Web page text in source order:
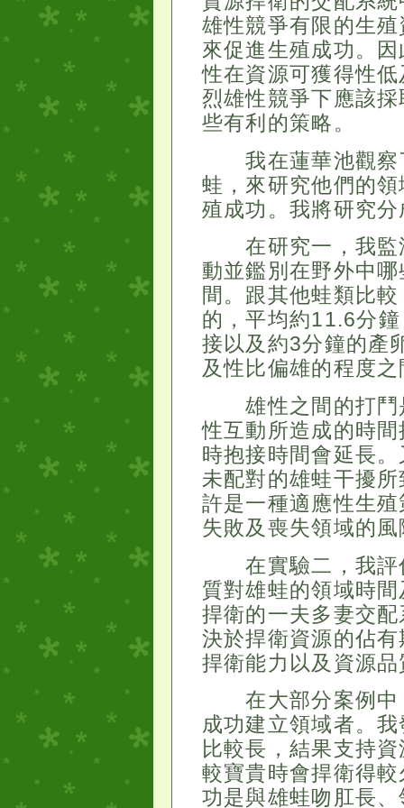
雄性競爭有限的生
來促進生殖成功。
性在資源可獲得性低
烈雄性競爭下應該
些有利的策略。
我在蓮華池觀察
蛙，來研究他們的
殖成功。我將研究
在研究一，我監
動並鑑別在野外中
間。跟其他蛙類比
的，平均約11.6分
接以及約3分鐘的產
及性比偏雄的程度
雄性之間的打鬥
性互動所造成的時
時抱接時間會延長
未配對的雄蛙干擾
許是一種適應性生
失敗及喪失領域的
在實驗二，我評
質對雄蛙的領域時
捍衛的一夫多妻交
決於捍衛資源的佔
捍衛能力以及資源
在大部分案例中
成功建立領域者。
比較長，結果支持
較寶貴時會捍衛得
功是與雄蛙吻肛長